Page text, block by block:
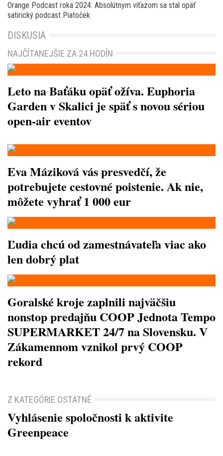
Orange Podcast roka 2024: Absolútnym víťazom sa stal opäť
satirický podcast Piatoček
DISKUSIA
NAJČÍTANEJŠIE ZA 24 HODÍN
Leto na Baťáku opäť ožíva. Euphoria
Garden v Skalici je späť s novou sériou
open-air eventov
Eva Máziková vás presvedčí, že
potrebujete cestovné poistenie. Ak nie,
môžete vyhrať 1 000 eur
Ľudia chcú od zamestnávateľa viac ako
len dobrý plat
Goralské kroje zaplnili najväčšiu
nonstop predajňu COOP Jednota Tempo
SUPERMARKET 24/7 na Slovensku. V
Zákamennom vznikol prvý COOP
rekord
Z KATEGÓRIE OSTATNÉ
Vyhlásenie spoločnosti k aktivite
Greenpeace